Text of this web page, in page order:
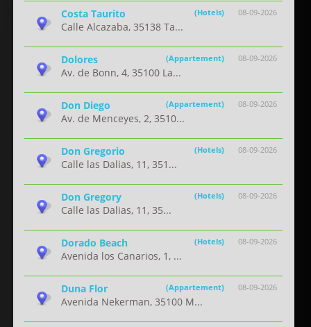
08-09-2026
Costa Taurito (Hotels)
Calle Alcazaba, 35138 Ta...
08-09-2026
Dolores (Appartement)
Av. de Bonn, 4, 35100 La...
08-09-2026
Don Diego (Appartement)
Av. de Menceyes, 2, 3510...
08-09-2026
Don Gregorio (Hotels)
Calle las Dalias, 11, 351...
08-09-2026
Don Gregory (Hotels)
Calle las Dalias, 11, 35...
08-09-2026
Dorado Beach (Hotels)
Avenida los Canarios, 1, ...
08-09-2026
Duna Flor (Appartement)
Avenida Nekerman, 35100 M...